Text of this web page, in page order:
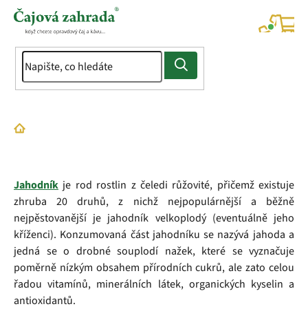
Přejít
Domů
Jahodník je rod rostlin z čeledi růžovité, přičemž existuje
zhruba 20 druhů, z nichž nejpopulárnější a běžně
nejpěstovanější je jahodník velkoplodý (eventuálně jeho
kříženci). Konzumovaná část jahodníku se nazývá jahoda a
jedná se o drobné souplodí nažek, které se vyznačuje
poměrně nízkým obsahem přírodních cukrů, ale zato celou
řadou vitamínů, minerálních látek, organických kyselin a
antioxidantů.